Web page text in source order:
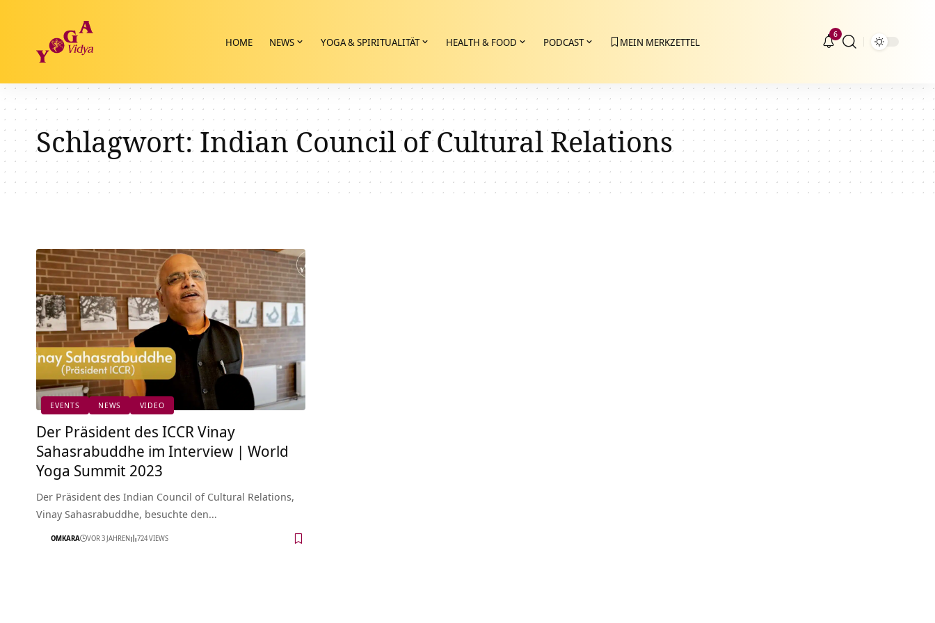
HOME NEWS YOGA & SPIRITUALITÄT HEALTH & FOOD PODCAST MEIN MERKZETTEL
6
Schlagwort:Indian Council of Cultural Relations
EVENTS NEWS VIDEO
Der Präsident des ICCR Vinay
Sahasrabuddhe im Interview | World
Yoga Summit 2023
Der Präsident des Indian Council of Cultural Relations,
Vinay Sahasrabuddhe, besuchte den…
OMKARA VOR 3 JAHREN 724 VIEWS